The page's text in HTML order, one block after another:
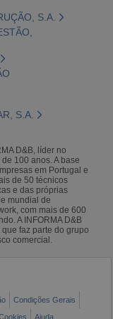
S.A.
S.A.
D&B, líder no
100 anos. A base
em Portugal e
de 50 técnicos
e das próprias
mundial de
com mais de 600
A INFORMA D&B
faz parte do grupo
comercial.
Condições Gerais
Ajuda